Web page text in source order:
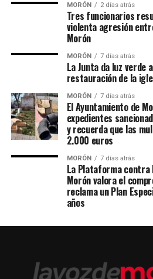
MORÓN 2 días atrás
Tres funcionarios
violenta agresión
Morón
MORÓN 7 días atrás
La Junta da luz verde
restauración de la
MORÓN 7 días atrás
El Ayuntamiento de
expedientes
y recuerda que las
2.000 euros
MORÓN 7 días atrás
La Plataforma contra
Morón valora el
reclama un Plan
años